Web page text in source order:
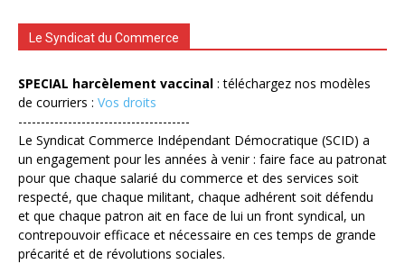
Le Syndicat du Commerce
SPECIAL harcèlement vaccinal : téléchargez nos modèles
de courriers : Vos droits
--------------------------------------
Le Syndicat Commerce Indépendant Démocratique (SCID) a
un engagement pour les années à venir : faire face au patronat
pour que chaque salarié du commerce et des services soit
respecté, que chaque militant, chaque adhérent soit défendu
et que chaque patron ait en face de lui un front syndical, un
contrepouvoir efficace et nécessaire en ces temps de grande
précarité et de révolutions sociales.